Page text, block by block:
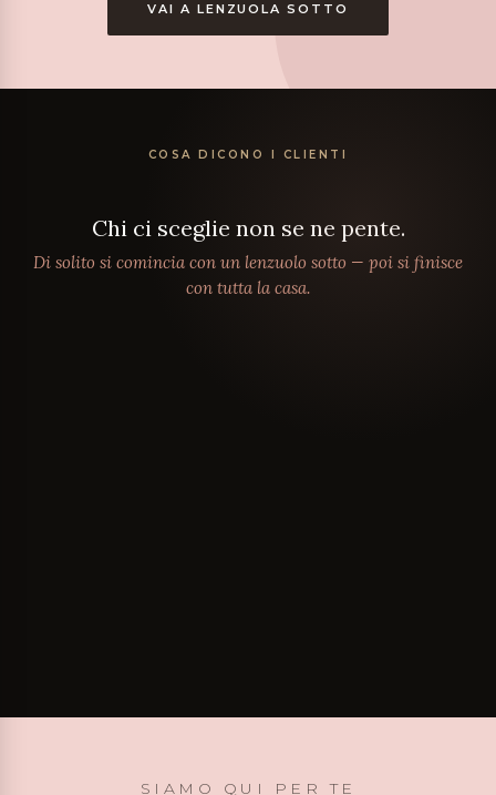
VAI A LENZUOLA SOTTO
COSA DICONO I CLIENTI
Chi ci sceglie non se ne pente.
Di solito si comincia con un lenzuolo sotto — poi si finisce
con tutta la casa.
SIAMO QUI PER TE